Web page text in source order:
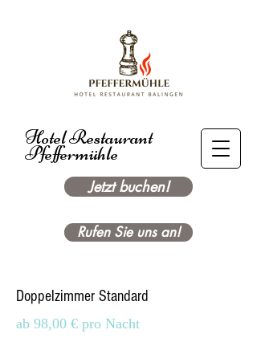
Hotel Restaurant
Pfeffermühle
Rufen Sie uns an!
Jetzt buchen!
Doppelzimmer Standard
ab 98,00 € pro Nacht